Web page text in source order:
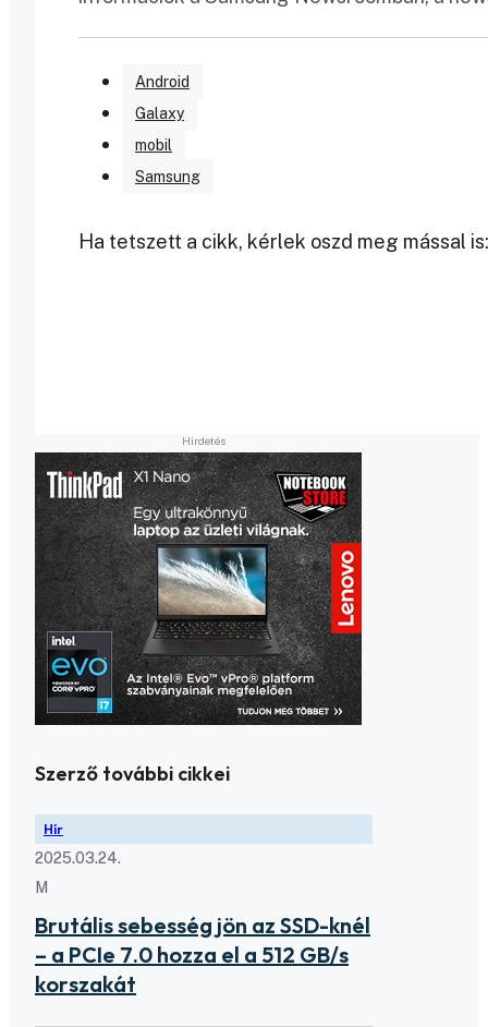
Android
Galaxy
mobil
Samsung
Ha tetszett a cikk, kérlek oszd meg mással is:
Szerző további cikkei
Hír
2025.03.24.
M
Brutális sebesség jön az SSD-knél
– a PCIe 7.0 hozza el a 512 GB/s
korszakát